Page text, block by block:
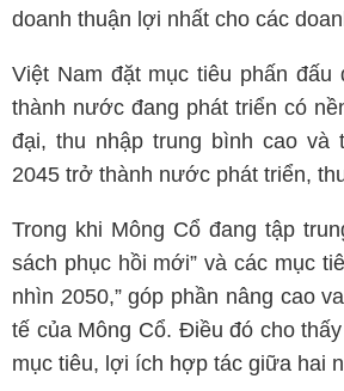
doanh thuận lợi nhất cho các
Việt Nam đặt mục tiêu phấn đấu
thành nước đang phát triển có
đại, thu nhập trung bình cao và
2045 trở thành nước phát triển,
Trong khi Mông Cổ đang tập
sách phục hồi mới” và các mục
nhìn 2050,” góp phần nâng cao
tế của Mông Cổ. Điều đó cho
mục tiêu, lợi ích hợp tác giữa hai